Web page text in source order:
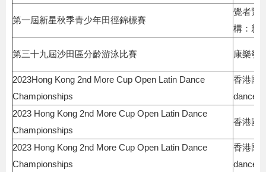
第一屆新星秋季青少年田徑錦標賽
覺者緊
構：新
第三十九屆沙田區分齡游泳比賽 康樂發
2023Hong Kong 2nd More Cup Open Latin Dance
Championships
香港國
dance
2023 Hong Kong 2nd More Cup Open Latin Dance
Championships
香港國
2023 Hong Kong 2nd More Cup Open Latin Dance
Championships
香港國